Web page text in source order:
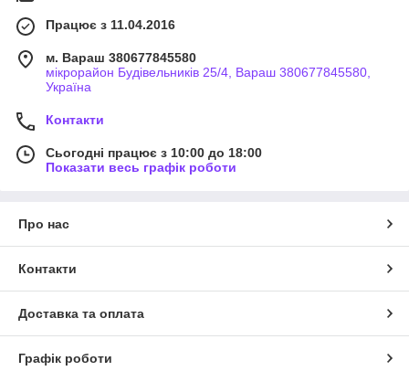
Працює з 11.04.2016
м. Вараш 380677845580
мікрорайон Будівельників 25/4, Вараш 380677845580,
Україна
Контакти
Сьогодні працює з 10:00 до 18:00
Показати весь графік роботи
Про нас
Контакти
Доставка та оплата
Графік роботи